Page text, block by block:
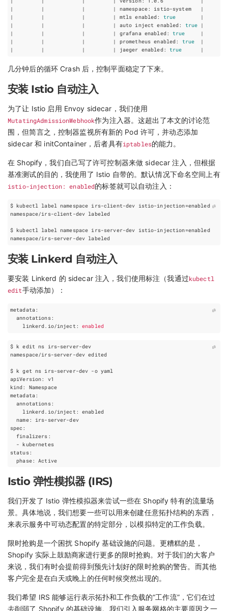
|
| | | namespace: istio-system
|
|
| | | mtls enabled: true
|
|
| | | auto inject enabled: true
|
|
| | | grafana enabled: true
|
|
| | | prometheus enabled: true
|
|
| | | jaeger enabled: true |
几分钟后的循环 Crash 后，控制平面稳定了下来。
安装 Istio 自动注入
为了让 Istio 启用 Envoy sidecar，我们使用
MutatingAdmissionWebhook作为注入器。这超出了本文的讨论范
围，但简言之，控制器监视所有新的 Pod 许可，并动态添加
sidecar 和 initContainer，后者具有iptables的能力。
在 Shopify，我们自己写了许可控制器来做 sidecar 注入，但根据
基准测试的目的，我使用了 Istio 自带的。默认情况下命名空间上有
istio-injection: enabled的标签就可以自动注入：
$ kubectl label namespace irs-client-dev istio-injection=
enabled
$ kubectl label namespace irs-server-dev istio-injection=
enabled
安装 Linkerd 自动注入
要安装 Linkerd 的 sidecar 注入，我们使用标注（我通过kubectl
edit手动添加）：
metadata:
annotations:
linkerd.io/inject : enabled
kind: Namespace
  name: irs-server-dev
  - kubernetes
  phase: Active
Istio 弹性模拟器 (IRS)
我们开发了 Istio 弹性模拟器来尝试一些在 Shopify 特有的流量场
景。具体地说，我们想要一些可以用来创建任意拓扑结构的东西，
来表示服务中可动态配置的特定部分，以模拟特定的工作负载。
限时抢购是一个困扰 Shopify 基础设施的问题。更糟糕的是，
Shopify 实际上鼓励商家进行更多的限时抢购。对于我们的大客户
来说，我们有时会提前得到预先计划好的限时抢购的警告。而其他
客户完全是在白天或晚上的任何时候突然出现的。
我们希望 IRS 能够运行表示拓扑和工作负载的“工作流”，它们在过
去削弱了 Shopify 的基础设施。我们引入服务网格的主要原因之一